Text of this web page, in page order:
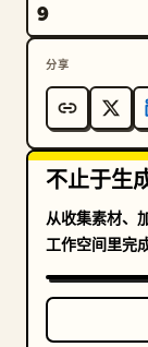
9
分享
不止于生
从收集素材、
工作空间里完成